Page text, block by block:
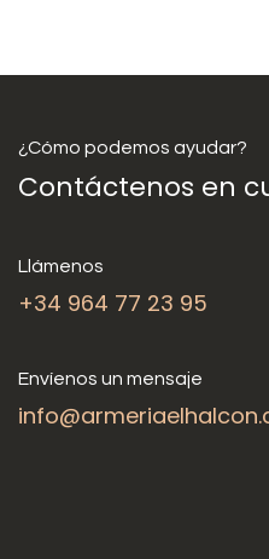
¿Cómo podemos ayudar?
Contáctenos en
Llámenos
+34 964 77 23 95
Envíenos un mensaje